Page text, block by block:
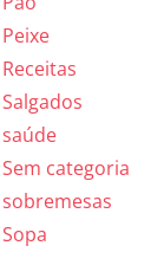
Peixe
Receitas
Salgados
saúde
Sem categoria
sobremesas
Sopa